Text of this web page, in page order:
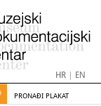
HR| EN
PRONAĐI PLAKAT